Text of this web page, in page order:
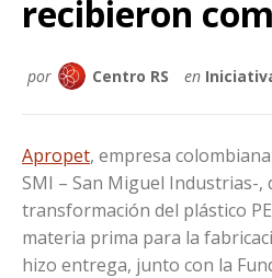
recibieron
por Centro RS en
Apropet, empresa
SMI – San Miguel Industrias-,
transformación del plástico
materia prima para la
hizo entrega, junto con la